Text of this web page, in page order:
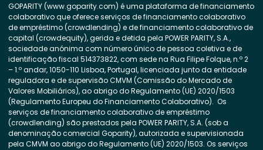
GOPARITY (www.goparity.com) é uma plataforma de financiamento
colaborativo que oferece serviços de financiamento colaborativo
de empréstimo (crowdlending) e de financiamento colaborativo de
capital (crowdequity), gerida e detida pela POWER PARITY, S.A.,
sociedade anónima com número único de pessoa coletiva e de
identificação fiscal 514373822, com sede na Rua Filipe Folque, n.º 2
– 1.º andar, 1050-110 Lisboa, Portugal, licenciada junto da entidade
reguladora e de supervisão CMVM (Comissão do Mercado de
Valores Mobiliários), ao abrigo do Regulamento (UE) 2020/1503
(Regulamento Europeu do Financiamento Colaborativo). Os
serviços de financiamento colaborativo de empréstimo
(crowdlending) são prestados pela POWER PARITY, S.A. (sob a
denominação comercial Goparity), autorizada e supervisionada
pela CMVM ao abrigo do Regulamento (UE) 2020/1503. Os serviços